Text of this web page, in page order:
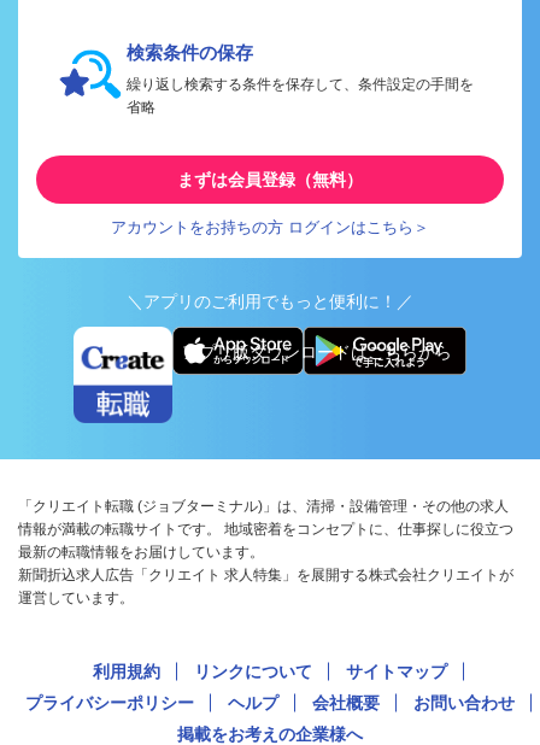
検索条件の保存
繰り返し検索する条件を保存して、条件設定の手間を
省略
まずは会員登録（無料）
アカウントをお持ちの方 ログインはこちら＞
＼アプリのご利用でもっと便利に！／
アプリ版ダウンロードはこちらから
「クリエイト転職 (ジョブターミナル)」は、清掃・設備管理・その他の求人
情報が満載の転職サイトです。 地域密着をコンセプトに、仕事探しに役立つ
最新の転職情報をお届けしています。
新聞折込求人広告「クリエイト 求人特集」を展開する株式会社クリエイトが
運営しています。
利用規約 リンクについて
サイトマップ
プライバシーポリシー
ヘルプ 会社概要
お問い合わせ
掲載をお考えの企業様へ